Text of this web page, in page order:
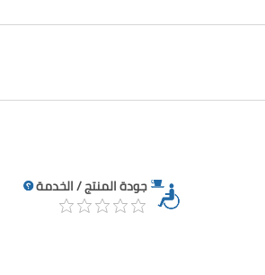
جودة المنتج / الخدمة